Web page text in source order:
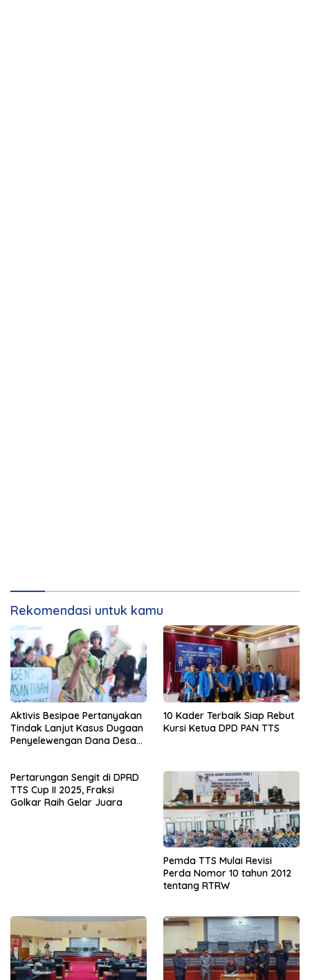
Rekomendasi untuk kamu
Aktivis Besipae Pertanyakan
Tindak Lanjut Kasus Dugaan
Penyelewengan Dana Desa
10 Kader Terbaik Siap Rebut
Kursi Ketua DPD PAN TTS
Pertarungan Sengit di DPRD
TTS Cup II 2025, Fraksi
Golkar Raih Gelar Juara
Pemda TTS Mulai Revisi
Perda Nomor 10 tahun 2012
tentang RTRW